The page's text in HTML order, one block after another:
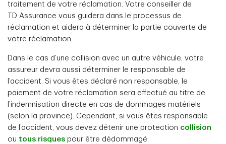
traitement de votre réclamation. Votre conseiller de
TD Assurance vous guidera dans le processus de
réclamation et aidera à déterminer la partie couverte de
votre réclamation.
Dans le cas d’une collision avec un autre véhicule, votre
assureur devra aussi déterminer le responsable de
l’accident. Si vous êtes déclaré non responsable, le
paiement de votre réclamation sera effectué au titre de
l’indemnisation directe en cas de dommages matériels
(selon la province). Cependant, si vous êtes responsable
de l’accident, vous devez détenir une protection collision
ou tous risques pour être dédommagé.